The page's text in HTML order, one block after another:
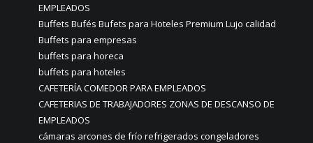
EMPLEADOS
Buffets Bufés Bufets para Hoteles Premium Lujo calidad
Buffets para empresas
buffets para horeca
buffets para hoteles
CAFETERÍA COMEDOR PARA EMPLEADOS
CAFETERIAS DE TRABAJADORES ZONAS DE DESCANSO DE
EMPLEADOS
cámaras arcones de frío refrigerados congeladores